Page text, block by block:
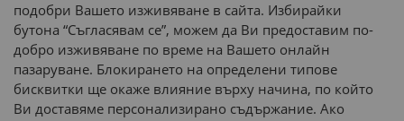
Доставка до адрес с:
или
наш транспорт
подобри Вашето изживяване в сайта. Избирайки
бутона “Съгласявам се”, можем да Ви предоставим по-
добро изживяване по време на Вашето онлайн
пазаруване. Блокирането на определени типове
бисквитки ще окаже влияние върху начина, по който
Ви доставяме персонализирано съдържание. Ако